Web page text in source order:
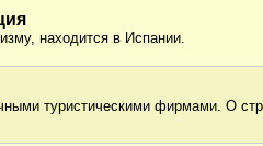
находится в Испании.
туристическими фирмами. О